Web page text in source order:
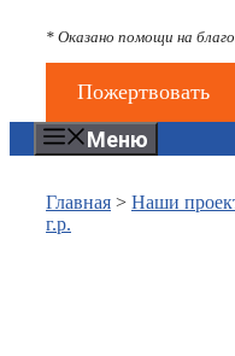
* Оказано помощи на
Пожертвовать
Меню
Главная > Наши
г.р.